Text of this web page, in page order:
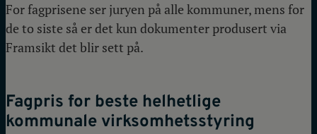
For fagprisene ser juryen på alle kommuner, mens for
de to siste så er det kun dokumenter produsert via
Framsikt det blir sett på.
Fagpris for beste helhetlige
kommunale virksomhetsstyring